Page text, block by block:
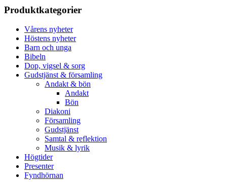
Produktkategorier
Vårens nyheter
Höstens nyheter
Barn och unga
Bibeln
Dop, vigsel & sorg
Gudstjänst & församling
Andakt & bön
Andakt
Bön
Diakoni
Församling
Gudstjänst
Samtal & reflektion
Musik & lyrik
Högtider
Presenter
Fyndhörnan